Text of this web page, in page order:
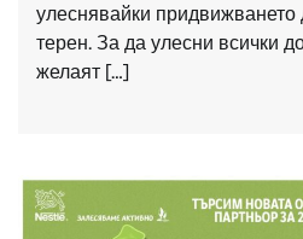
улеснявайки придвижването
терен. За да улесни всички
желаят […]